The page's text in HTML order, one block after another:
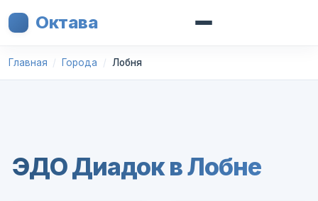
Октава
Главная Города Лобня
ЭДО Диадок в Лобне